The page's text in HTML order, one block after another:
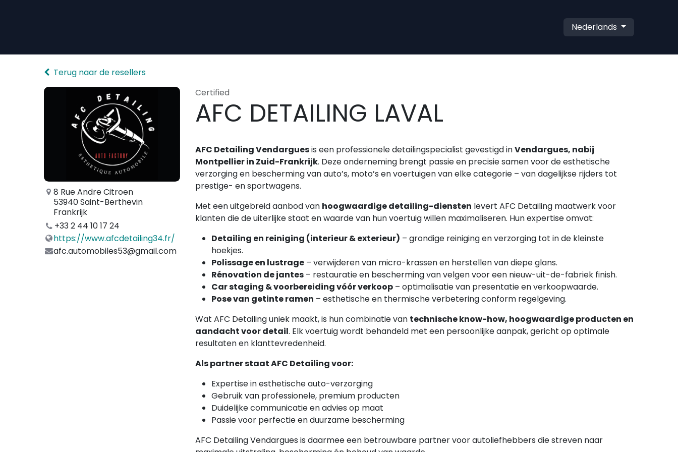
Nederlands
Terug naar de resellers
8 Rue Andre Citroen
53940 Saint-Berthevin
Frankrijk
+33 2 44 10 17 24
https://www.afcdetailing34.fr/
afc.automobiles53@gmail.com
Certified
AFC DETAILING LAVAL
AFC Detailing Vendarguesis een professionele detailingspecialist gevestigd inVendargues, nabij
Montpellier in Zuid-Frankrijk. Deze onderneming brengt passie en precisie samen voor de esthetische
verzorging en bescherming van auto’s, moto’s en voertuigen van elke categorie – van dagelijkse rijders tot
prestige- en sportwagens.
Met een uitgebreid aanbod van hoogwaardige detailing-diensten levert AFC Detailing maatwerk voor
klanten die de uiterlijke staat en waarde van hun voertuig willen maximaliseren. Hun expertise omvat:
Detailing en reiniging (interieur & exterieur) – grondige reiniging en verzorging tot in de kleinste
hoekjes.
Polissage en lustrage – verwijderen van micro-krassen en herstellen van diepe glans.
Rénovation de jantes – restauratie en bescherming van velgen voor een nieuw-uit-de-fabriek finish.
Car staging & voorbereiding vóór verkoop – optimalisatie van presentatie en verkoopwaarde.
Pose van getinte ramen – esthetische en thermische verbetering conform regelgeving.
Wat AFC Detailing uniek maakt, is hun combinatie van technische know-how, hoogwaardige producten en
aandacht voor detail. Elk voertuig wordt behandeld met een persoonlijke aanpak, gericht op optimale
resultaten en klanttevredenheid.
Als partner staat AFC Detailing voor:
Expertise in esthetische auto-verzorging
Gebruik van professionele, premium producten
Duidelijke communicatie en advies op maat
Passie voor perfectie en duurzame bescherming
AFC Detailing Vendargues is daarmee een betrouwbare partner voor autoliefhebbers die streven naar